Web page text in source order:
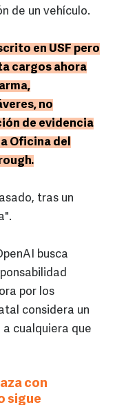
de un vehículo.
en USF pero
cargos ahora
no
de evidencia
Oficina del
tras un
busca
por los
considera un
cualquiera que
con
sigue